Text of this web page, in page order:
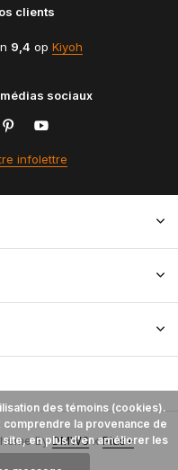
clients
9,4 op Kiyoh
sociaux
infolettre
ByDMWSxPlus+
des témoins (cookies).
la provenance de
en plus d'en améliorer les